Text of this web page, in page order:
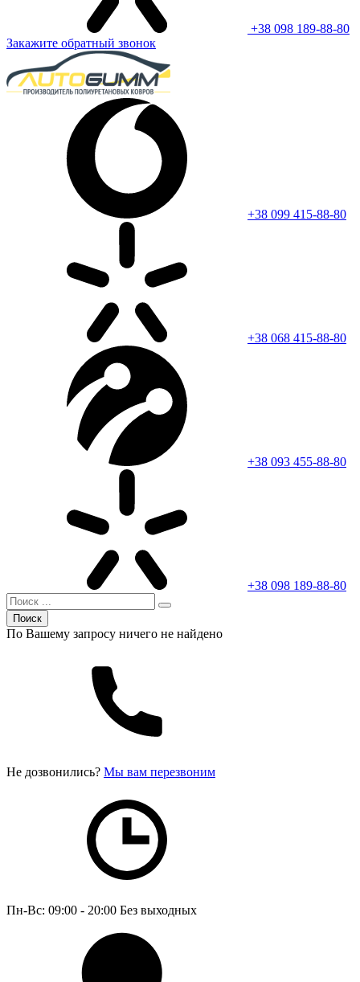
+38 098 189-88-80
Закажите обратный звонок
+38 099 415-88-80
+38 068 415-88-80
+38 093 455-88-80
+38 098 189-88-80
Поиск
По Вашему запросу ничего не найдено
Не дозвонились? Мы вам перезвоним
Пн-Вс: 09:00 - 20:00 Без выходных